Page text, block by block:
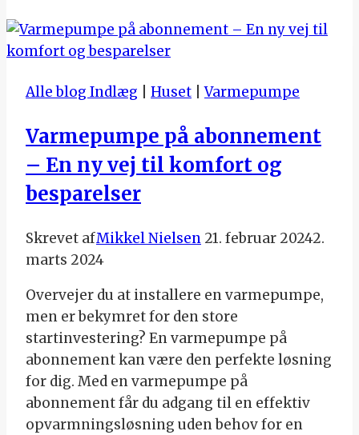
Alle blog Indlæg Huset |Varmepumpe
Varmepumpe på abonnement
– En ny vej til komfort og
besparelser
Skrevet afMikkel Nielsen 21. februar 20242.
marts 2024
Overvejer du at installere en varmepumpe,
men er bekymret for den store
startinvestering? En varmepumpe på
abonnement kan være den perfekte løsning
for dig. Med en varmepumpe på
abonnement får du adgang til en effektiv
opvarmningsløsning uden behov for en